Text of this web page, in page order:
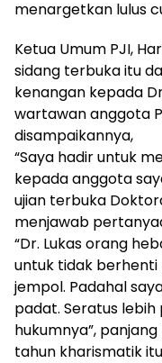
menargetkan lulus
Ketua Umum PJI,
sidang terbuka itu
kenangan kepada
wartawan anggota
disampaikannya,
“Saya hadir untuk
kepada anggota
ujian terbuka
menjawab
“Dr. Lukas orang
untuk tidak berhenti
jempol. Padahal
padat. Seratus
hukumnya”,
tahun kharismatik